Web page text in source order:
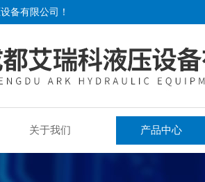
备有限公司！
关于我们 产品中心